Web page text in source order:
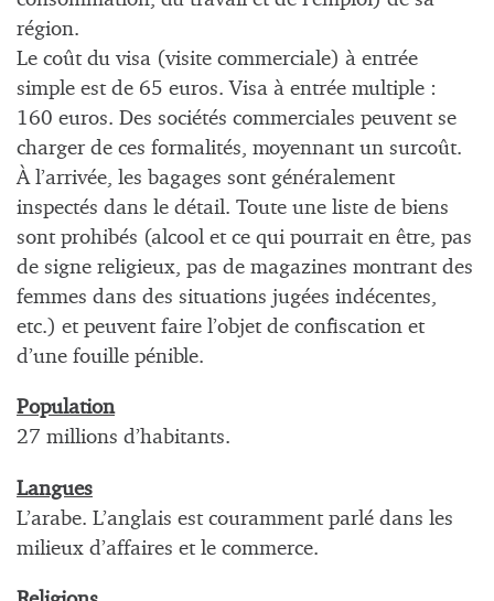
région.
Le coût du visa (visite commerciale) à entrée
simple est de 65 euros. Visa à entrée multiple :
160 euros. Des sociétés commerciales peuvent se
charger de ces formalités, moyennant un surcoût.
À l’arrivée, les bagages sont généralement
inspectés dans le détail. Toute une liste de biens
sont prohibés (alcool et ce qui pourrait en être, pas
de signe religieux, pas de magazines montrant des
femmes dans des situations jugées indécentes,
etc.) et peuvent faire l’objet de confiscation et
d’une fouille pénible.
Population
27 millions d’habitants.
Langues
L’arabe. L’anglais est couramment parlé dans les
milieux d’affaires et le commerce.